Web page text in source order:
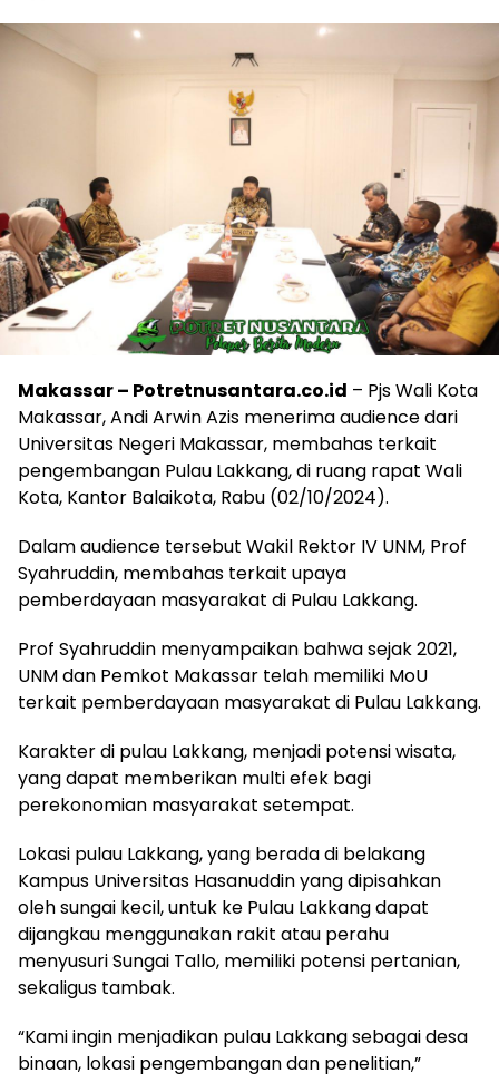
Makassar – Potretnusantara.co.id – Pjs Wali Kota
Makassar, Andi Arwin Azis menerima audience dari
Universitas Negeri Makassar, membahas terkait
pengembangan Pulau Lakkang, di ruang rapat Wali
Kota, Kantor Balaikota, Rabu (02/10/2024).
Dalam audience tersebut Wakil Rektor IV UNM, Prof
Syahruddin, membahas terkait upaya
pemberdayaan masyarakat di Pulau Lakkang.
Prof Syahruddin menyampaikan bahwa sejak 2021,
UNM dan Pemkot Makassar telah memiliki MoU
terkait pemberdayaan masyarakat di Pulau Lakkang.
Karakter di pulau Lakkang, menjadi potensi wisata,
yang dapat memberikan multi efek bagi
perekonomian masyarakat setempat.
Lokasi pulau Lakkang, yang berada di belakang
Kampus Universitas Hasanuddin yang dipisahkan
oleh sungai kecil, untuk ke Pulau Lakkang dapat
dijangkau menggunakan rakit atau perahu
menyusuri Sungai Tallo, memiliki potensi pertanian,
sekaligus tambak.
“Kami ingin menjadikan pulau Lakkang sebagai desa
binaan, lokasi pengembangan dan penelitian,”